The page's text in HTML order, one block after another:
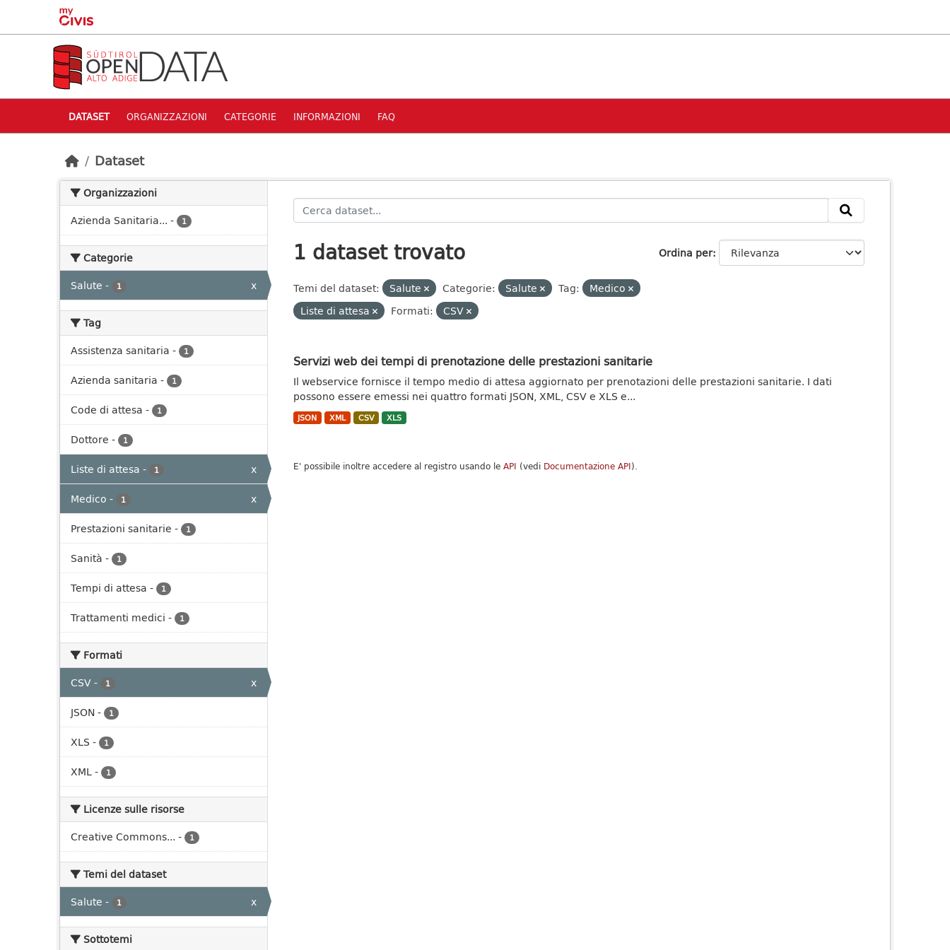
Skip to main content
DATASET ORGANIZZAZIONI CATEGORIE INFORMAZIONI FAQ
Dataset
Organizzazioni
Azienda Sanitaria... - 1
Categorie
Salute - 1 x
Tag
Assistenza sanitaria - 1
Azienda sanitaria - 1
Code di attesa - 1
Dottore - 1
Liste di attesa - 1
x
Medico - 1
x
Prestazioni sanitarie - 1
Sanità - 1
Tempi di attesa - 1
Trattamenti medici - 1
Formati
CSV- 1
x
JSON - 1
XLS - 1
XML- 1
Licenze sulle risorse
Creative Commons... - 1
Temi del dataset
Salute - 1 x
Sottotemi
Ordina per
1 dataset trovato
Temi del dataset: Salute Categorie: Salute Tag:
Medico
Liste di attesa
Formati: CSV
Servizi web dei tempi di prenotazione delle prestazioni sanitarie
Il webservice fornisce il tempo medio di attesa aggiornato per prenotazioni delle prestazioni sanitarie. I dati
possono essere emessi nei quattro formati JSON, XML, CSV e XLS e...
JSON XML CSV XLS
E' possibile inoltre accedere al registro usando le API (vedi Documentazione API).